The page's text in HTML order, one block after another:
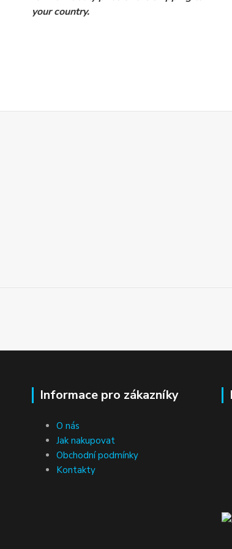
your country.
Informace pro zákazníky
O nás
Jak nakupovat
Obchodní podmínky
Kontakty